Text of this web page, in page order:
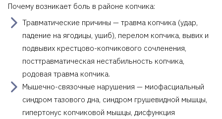
Почему возникает боль в районе копчика:
Травматические причины — травма копчика (удар,
падение на ягодицы, ушиб), перелом копчика, вывих и
подвывих крестцово-копчикового сочленения,
посттравматическая нестабильность копчика,
родовая травма копчика.
Мышечно-связочные нарушения — миофасциальный
синдром тазового дна, синдром грушевидной мышцы,
гипертонус копчиковой мышцы, дисфункция